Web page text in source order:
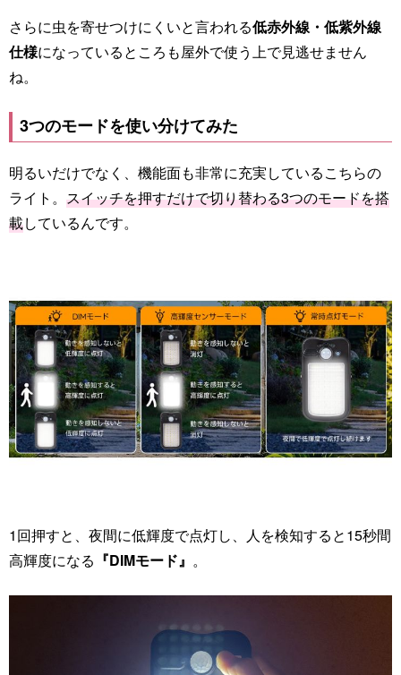
さらに虫を寄せつけにくいと言われる低赤外線・低紫外線
仕様になっているところも屋外で使う上で見逃せません
ね。
3つのモードを使い分けてみた
明るいだけでなく、機能面も非常に充実しているこちらの
ライト。 スイッチを押すだけで切り替わる3つのモードを搭
載しているんです。
1回押すと、夜間に低輝度で点灯し、人を検知すると15秒間
高輝度になる 『DIMモード』 。